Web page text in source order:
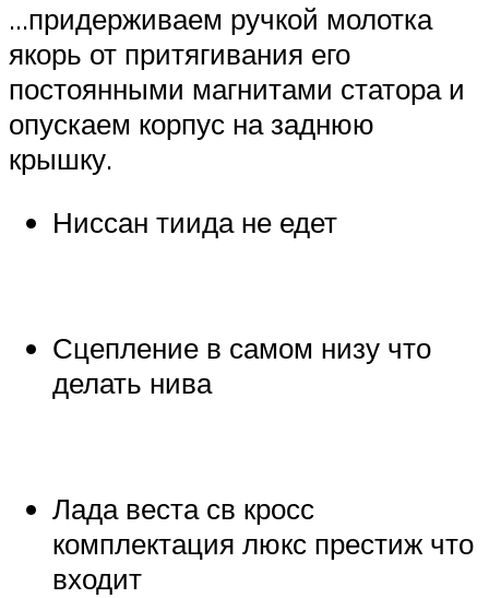
…придерживаем ручкой молотка
якорь от притягивания его
постоянными магнитами статора и
опускаем корпус на заднюю
крышку.
Ниссан тиида не едет
Сцепление в самом низу что
делать нива
Лада веста св кросс
комплектация люкс престиж что
входит